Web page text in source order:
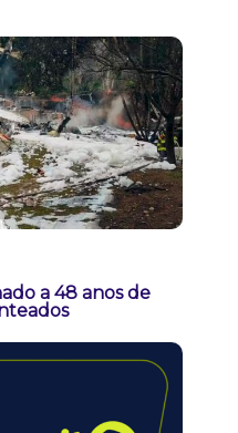
a 48 anos de